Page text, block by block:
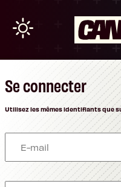
Se connecter
Utilisez les mêmes identifiants que